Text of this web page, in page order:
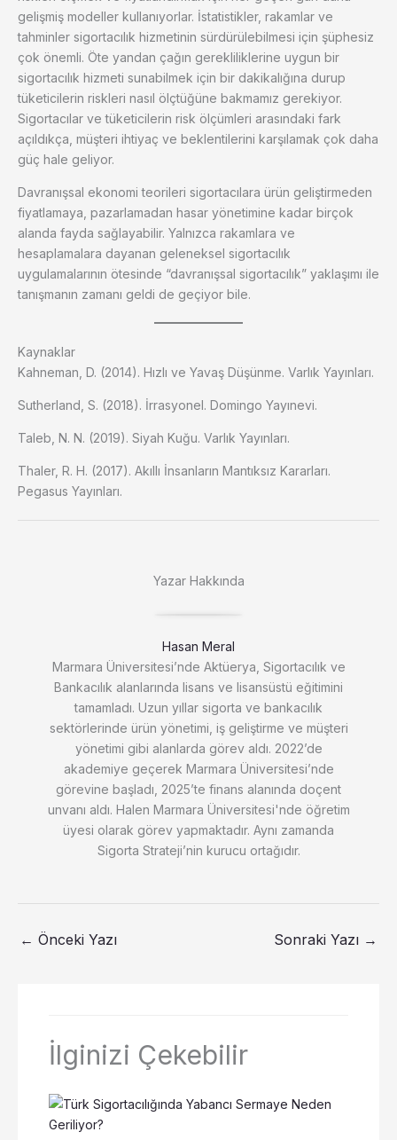
gelişmiş modeller kullanıyorlar. İstatistikler, rakamlar ve
tahminler sigortacılık hizmetinin sürdürülebilmesi için şüphesiz
çok önemli. Öte yandan çağın gerekliliklerine uygun bir
sigortacılık hizmeti sunabilmek için bir dakikalığına durup
tüketicilerin riskleri nasıl ölçtüğüne bakmamız gerekiyor.
Sigortacılar ve tüketicilerin risk ölçümleri arasındaki fark
açıldıkça, müşteri ihtiyaç ve beklentilerini karşılamak çok daha
güç hale geliyor.
Davranışsal ekonomi teorileri sigortacılara ürün geliştirmeden
fiyatlamaya, pazarlamadan hasar yönetimine kadar birçok
alanda fayda sağlayabilir. Yalnızca rakamlara ve
hesaplamalara dayanan geleneksel sigortacılık
uygulamalarının ötesinde “davranışsal sigortacılık” yaklaşımı ile
tanışmanın zamanı geldi de geçiyor bile.
Kaynaklar
Kahneman, D. (2014). Hızlı ve Yavaş Düşünme. Varlık Yayınları.
Sutherland, S. (2018). İrrasyonel. Domingo Yayınevi.
Taleb, N. N. (2019). Siyah Kuğu. Varlık Yayınları.
Thaler, R. H. (2017). Akıllı İnsanların Mantıksız Kararları.
Pegasus Yayınları.
Yazar Hakkında
Hasan Meral
Marmara Üniversitesi’nde Aktüerya, Sigortacılık ve
Bankacılık alanlarında lisans ve lisansüstü eğitimini
tamamladı. Uzun yıllar sigorta ve bankacılık
sektörlerinde ürün yönetimi, iş geliştirme ve müşteri
yönetimi gibi alanlarda görev aldı. 2022’de
akademiye geçerek Marmara Üniversitesi’nde
görevine başladı, 2025’te finans alanında doçent
unvanı aldı. Halen Marmara Üniversitesi'nde öğretim
üyesi olarak görev yapmaktadır. Aynı zamanda
Sigorta Strateji’nin kurucu ortağıdır.
← Önceki Yazı Sonraki Yazı →
İlginizi Çekebilir